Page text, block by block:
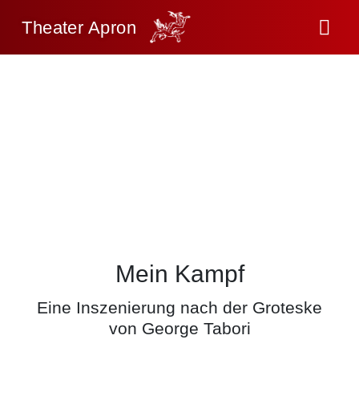
Theater Apron
Mein Kampf
Eine Inszenierung nach der Groteske
von George Tabori